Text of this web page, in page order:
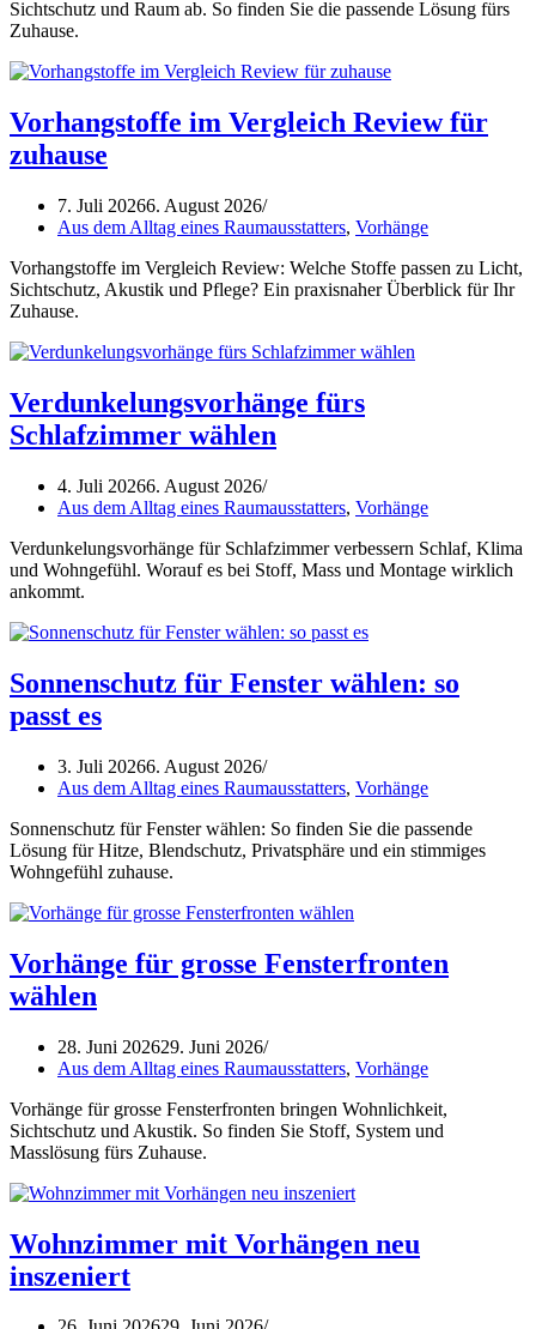
Sichtschutz und Raum ab. So finden Sie die passende Lösung fürs
Zuhause.
Vorhangstoffe im Vergleich Review für
zuhause
7. Juli 20266. August 2026
Aus dem Alltag eines Raumausstatters, Vorhänge
Vorhangstoffe im Vergleich Review: Welche Stoffe passen zu Licht,
Sichtschutz, Akustik und Pflege? Ein praxisnaher Überblick für Ihr
Zuhause.
Verdunkelungsvorhänge fürs
Schlafzimmer wählen
4. Juli 20266. August 2026
Aus dem Alltag eines Raumausstatters, Vorhänge
Verdunkelungsvorhänge für Schlafzimmer verbessern Schlaf, Klima
und Wohngefühl. Worauf es bei Stoff, Mass und Montage wirklich
ankommt.
Sonnenschutz für Fenster wählen: so
passt es
3. Juli 20266. August 2026
Aus dem Alltag eines Raumausstatters, Vorhänge
Sonnenschutz für Fenster wählen: So finden Sie die passende
Lösung für Hitze, Blendschutz, Privatsphäre und ein stimmiges
Wohngefühl zuhause.
Vorhänge für grosse Fensterfronten
wählen
28. Juni 202629. Juni 2026
Aus dem Alltag eines Raumausstatters, Vorhänge
Vorhänge für grosse Fensterfronten bringen Wohnlichkeit,
Sichtschutz und Akustik. So finden Sie Stoff, System und
Masslösung fürs Zuhause.
Wohnzimmer mit Vorhängen neu
inszeniert